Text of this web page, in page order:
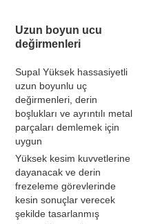
Uzun boyun ucu
değirmenleri
Supal Yüksek hassasiyetli
uzun boyunlu uç
değirmenleri, derin
boşlukları ve ayrıntılı metal
parçaları demlemek için
uygun
Yüksek kesim kuvvetlerine
dayanacak ve derin
frezeleme görevlerinde
kesin sonuçlar verecek
şekilde tasarlanmış